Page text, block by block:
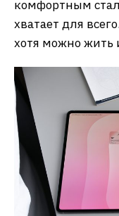
комфортным стал
хватает для
хотя можно жить